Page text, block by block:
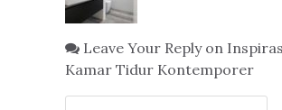
Leave Your Reply on
Kamar Tidur Kontemporer